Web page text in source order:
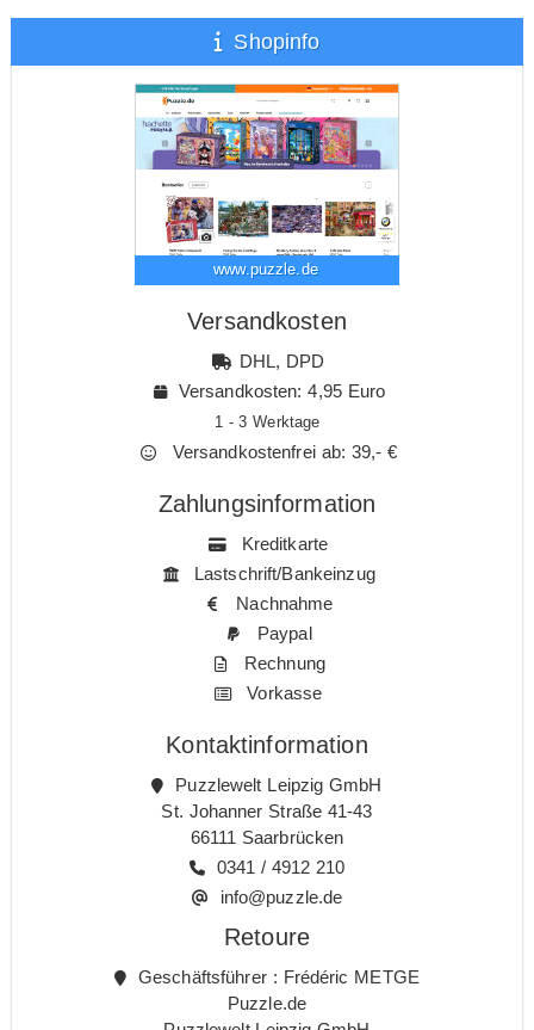
Shopinfo
www.puzzle.de
Versandkosten
DHL, DPD
Versandkosten: 4,95 Euro
1 - 3 Werktage
Versandkostenfrei ab: 39,- €
Zahlungsinformation
Kreditkarte
Lastschrift/Bankeinzug
Nachnahme
Paypal
Rechnung
Vorkasse
Kontaktinformation
Puzzlewelt Leipzig GmbH
St. Johanner Straße 41-43
66111 Saarbrücken
0341 / 4912 210
info@puzzle.de
Retoure
Geschäftsführer : Frédéric METGE
Puzzle.de